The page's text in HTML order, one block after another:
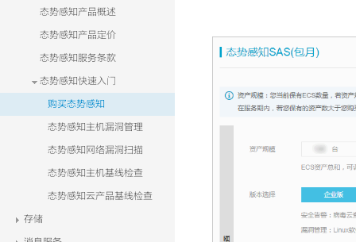
态势感知产品概述
态势感知产品定价
态势感知服务条款
态势感知快速入门
购买态势感知
态势感知主机漏洞管理
态势感知网络漏洞扫描
态势感知主机基线检查
态势感知云产品基线检查
存储